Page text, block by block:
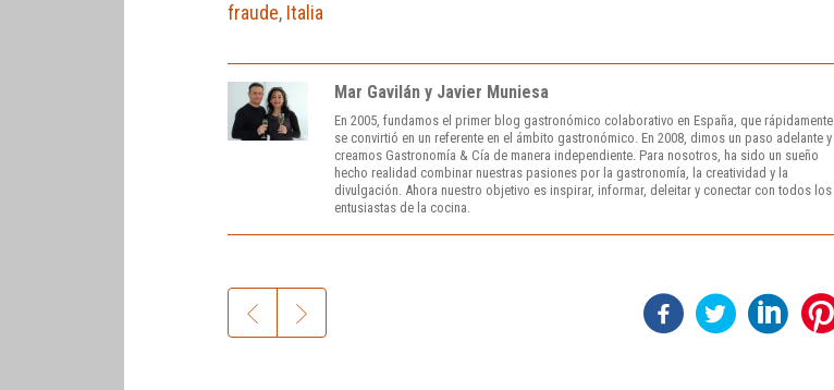
fraude, Italia
Mar Gavilán y Javier Muniesa
En 2005, fundamos el primer blog gastronómico colaborativo en España, que rápidamente
se convirtió en un referente en el ámbito gastronómico. En 2008, dimos un paso adelante y
creamos Gastronomía & Cía de manera independiente. Para nosotros, ha sido un sueño
hecho realidad combinar nuestras pasiones por la gastronomía, la creatividad y la
divulgación. Ahora nuestro objetivo es inspirar, informar, deleitar y conectar con todos los
entusiastas de la cocina.